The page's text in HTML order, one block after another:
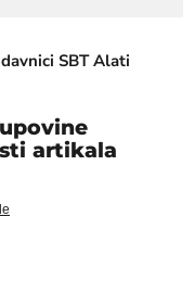
SBT Alati
artikala